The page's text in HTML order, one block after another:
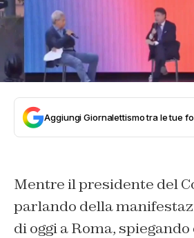
Aggiungi Giornalettismo tra le tue
Mentre il presidente del
parlando della
di oggi a Roma, spiegando